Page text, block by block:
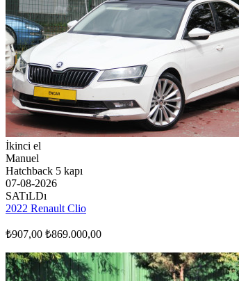
İkinci el
Manuel
Hatchback 5 kapı
07-08-2026
SATıLDı
2022 Renault Clio
₺907,00 ₺869.000,00